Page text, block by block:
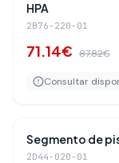
HPA
2B76-220-01
71.14€ 87.82€
Consultar
-19
Segmento de
2D44-020-01